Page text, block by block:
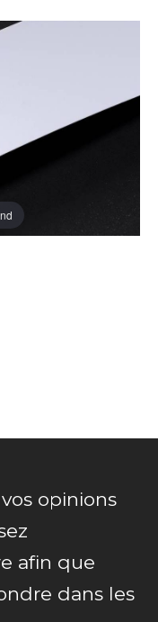
opinions
afin que
dans les